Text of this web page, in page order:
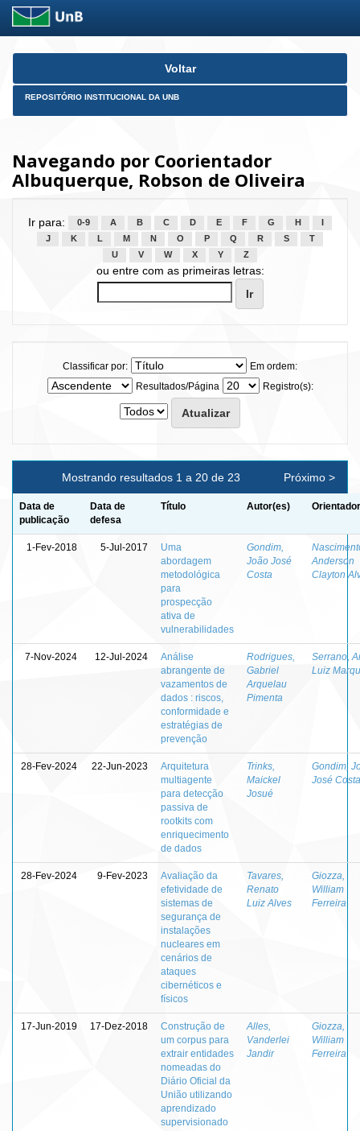
Skip
Voltar
REPOSITÓRIO INSTITUCIONAL DA UNB
Navegando por Coorientador
Albuquerque, Robson de Oliveira
Ir para: 0-9 A B C D E F G H
J
K L M N O P Q R S
T
U
V W X Y Z
ou entre com as primeiras letras:
Classificar por:
Em ordem:
Resultados/Página
Registro(s):
Mostrando resultados 1 a 20 de 23 Próximo >
Data de
publicação
Data de
defesa
Título Autor(es)
1-Fev-2018 5-Jul-2017
Uma
abordagem
metodológica
para
prospecção
ativa de
vulnerabilidades
Gondim,
João José
Costa
Anderson
Clayton
7-Nov-2024 12-Jul-2024
Análise
abrangente de
vazamentos de
dados : riscos,
conformidade e
estratégias de
prevenção
Rodrigues,
Gabriel
Arquelau
Pimenta
Serrano,
Luiz
28-Fev-2024 22-Jun-2023
Arquitetura
multiagente
para detecção
passiva de
rootkits com
enriquecimento
de dados
Trinks,
Maickel
Josué
Gondim,
José Costa
28-Fev-2024 9-Fev-2023
Avaliação da
efetividade de
sistemas de
segurança de
instalações
nucleares em
cenários de
ataques
cibernéticos e
físicos
Tavares,
Renato
Luiz Alves
Giozza,
William
Ferreira
17-Jun-2019 17-Dez-2018
Construção de
um corpus para
extrair entidades
nomeadas do
Diário Oficial da
União utilizando
aprendizado
supervisionado
Alles,
Vanderlei
Jandir
Giozza,
William
Ferreira